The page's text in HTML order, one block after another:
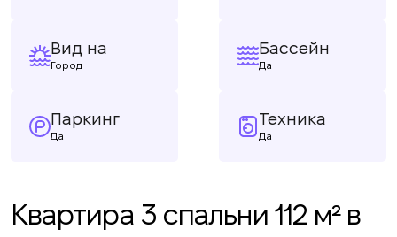
Вид на
Город
Бассейн
Да
Паркинг
Да
Техника
Да
Квартира 3 спальни 112 м² в